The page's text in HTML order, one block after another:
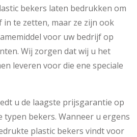
bekers laten bedrukken om
te zetten, maar ze zijn ook
voor uw bedrijf op
Wij zorgen dat wij u het
leveren voor die ene speciale
u de laagste prijsgarantie op
typen bekers. Wanneer u ergens
plastic bekers vindt voor